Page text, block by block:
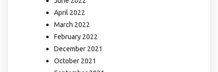
April 2022
March 2022
February 2022
December 2021
October 2021